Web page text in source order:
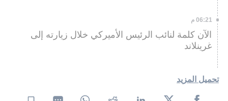
06:21 م
الآن كلمة لنائب الرئيس الأميركي خلال زيارته إلى
غرينلاند
تحميل المزيد